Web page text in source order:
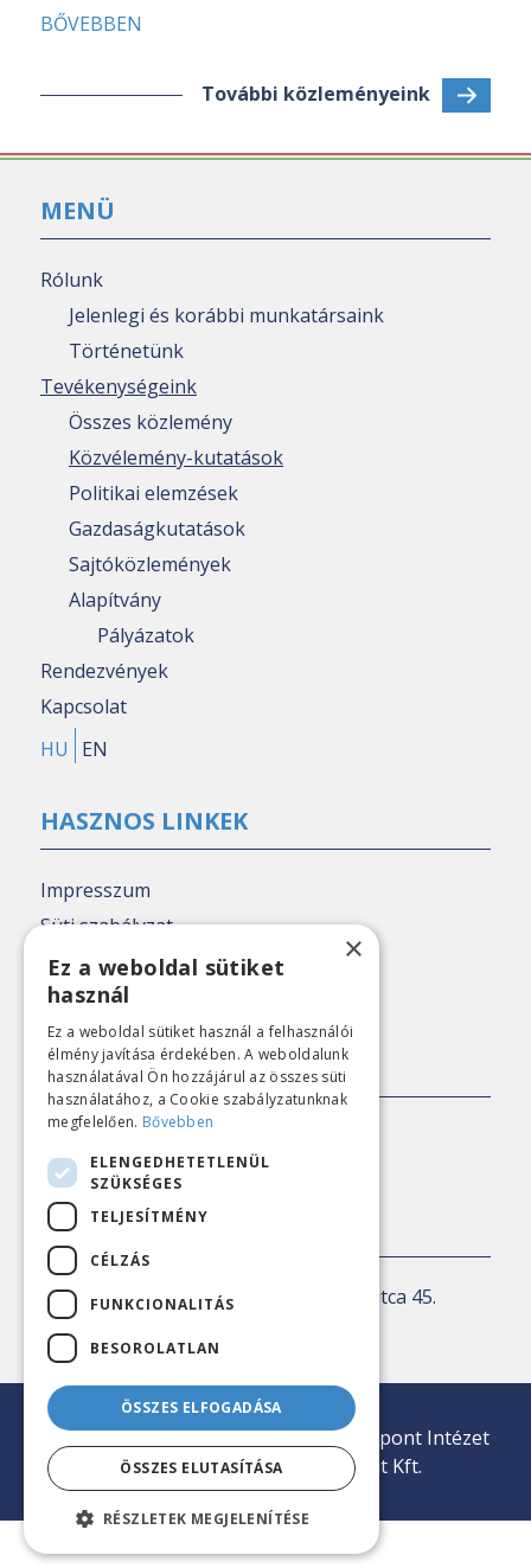
BŐVEBBEN
További közleményeink
MENÜ
Rólunk
Jelenlegi és korábbi munkatársaink
Történetünk
Tevékenységeink
Összes közlemény
Közvélemény-kutatások
Politikai elemzések
Gazdaságkutatások
Sajtóközlemények
Alapítvány
Pályázatok
Rendezvények
Kapcsolat
HU
EN
HASZNOS LINKEK
Impresszum
Süti szabályzat
Adatkezelési tájékoztató
Nézőpont archív
SAJTÓKAPCSOLAT
E-mail:
KAPCSOLAT
Levelezési cím:1143 Budapest, Ilka utca 45.
E-mail:iroda@nezopont.hu
© 2026 Minden jog fenntartva | Nézőpont Intézet
Közvélemény-kutató Nonprofit Kft.
×
Ez a weboldal sütiket
használ
Ez a weboldal sütiket használ a felhasználói
élmény javítása érdekében. A weboldalunk
használatával Ön hozzájárul az összes süti
használatához, a Cookie szabályzatunknak
megfelelően. Bővebben
ELENGEDHETETLENÜL
SZÜKSÉGES
TELJESÍTMÉNY
CÉLZÁS
FUNKCIONALITÁS
BESOROLATLAN
ÖSSZES ELFOGADÁSA
ÖSSZES ELUTASÍTÁSA
RÉSZLETEK MEGJELENÍTÉSE